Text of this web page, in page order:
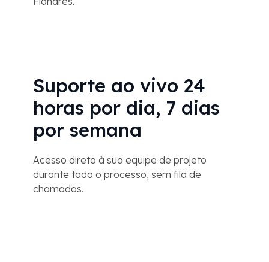
Suporte ao vivo 24
horas por dia, 7 dias
por semana
Acesso direto à sua equipe de projeto
durante todo o processo, sem fila de
chamados.